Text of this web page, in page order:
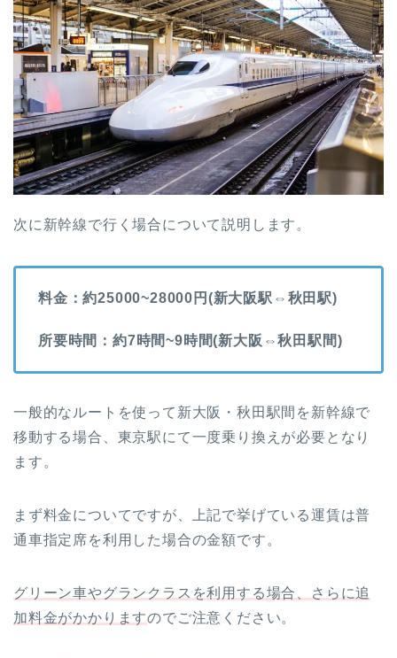
次に新幹線で行く場合について説明します。
料金：約25000~28000円(新大阪駅⇔秋田駅)
所要時間：約7時間~9時間(新大阪⇔秋田駅間)
一般的なルートを使って新大阪・秋田駅間を新幹線で
移動する場合、東京駅にて一度乗り換えが必要となり
ます。
まず料金についてですが、上記で挙げている運賃は普
通車指定席を利用した場合の金額です。
グリーン車やグランクラスを利用する場合、さらに追
加料金がかかりますのでご注意ください。